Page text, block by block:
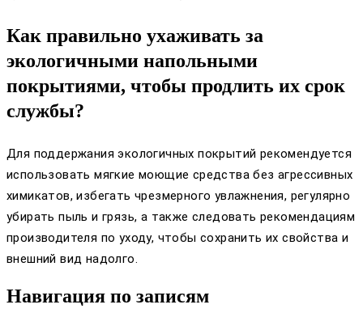
Как правильно ухаживать за
экологичными напольными
покрытиями, чтобы продлить их срок
службы?
Для поддержания экологичных покрытий рекомендуется
использовать мягкие моющие средства без агрессивных
химикатов, избегать чрезмерного увлажнения, регулярно
убирать пыль и грязь, а также следовать рекомендациям
производителя по уходу, чтобы сохранить их свойства и
внешний вид надолго.
Навигация по записям